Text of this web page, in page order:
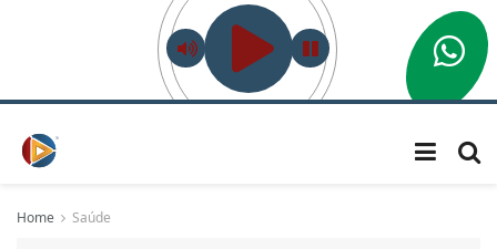
Home Saúde